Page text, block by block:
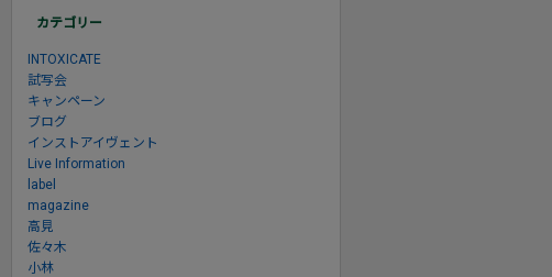
カテゴリー
INTOXICATE
試写会
キャンペーン
ブログ
インストアイヴェント
Live Information
label
magazine
高見
佐々木
小林